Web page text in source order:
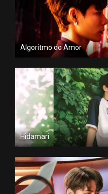
Algoritmo do Amor
Hidamari